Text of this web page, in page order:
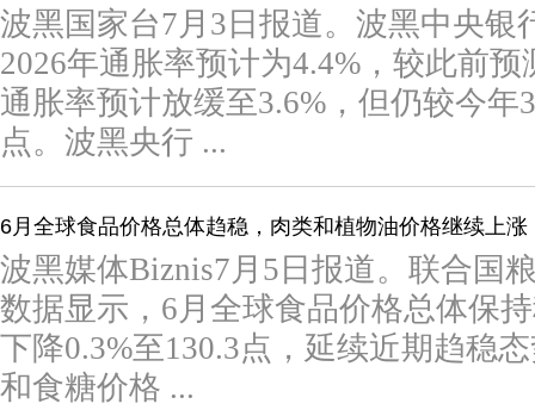
波黑国家台7月3日报道。波黑中央银
2026年通胀率预计为4.4%，较此前
通胀率预计放缓至3.6%，但仍较今年
点。波黑央行 ...
6月全球食品价格总体趋稳，肉类和植物油价格继续上涨
波黑媒体Biznis7月5日报道。联合国
数据显示，6月全球食品价格总体保
下降0.3%至130.3点，延续近期趋稳
和食糖价格 ...